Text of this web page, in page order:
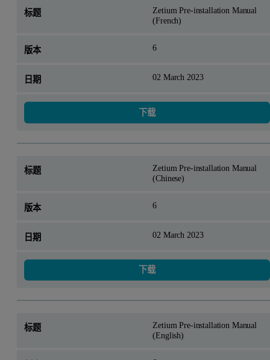
Zetium Pre-installation Manual
(French)
6
02 March 2023
下载
Zetium Pre-installation Manual
(Chinese)
6
02 March 2023
下载
Zetium Pre-installation Manual
(English)